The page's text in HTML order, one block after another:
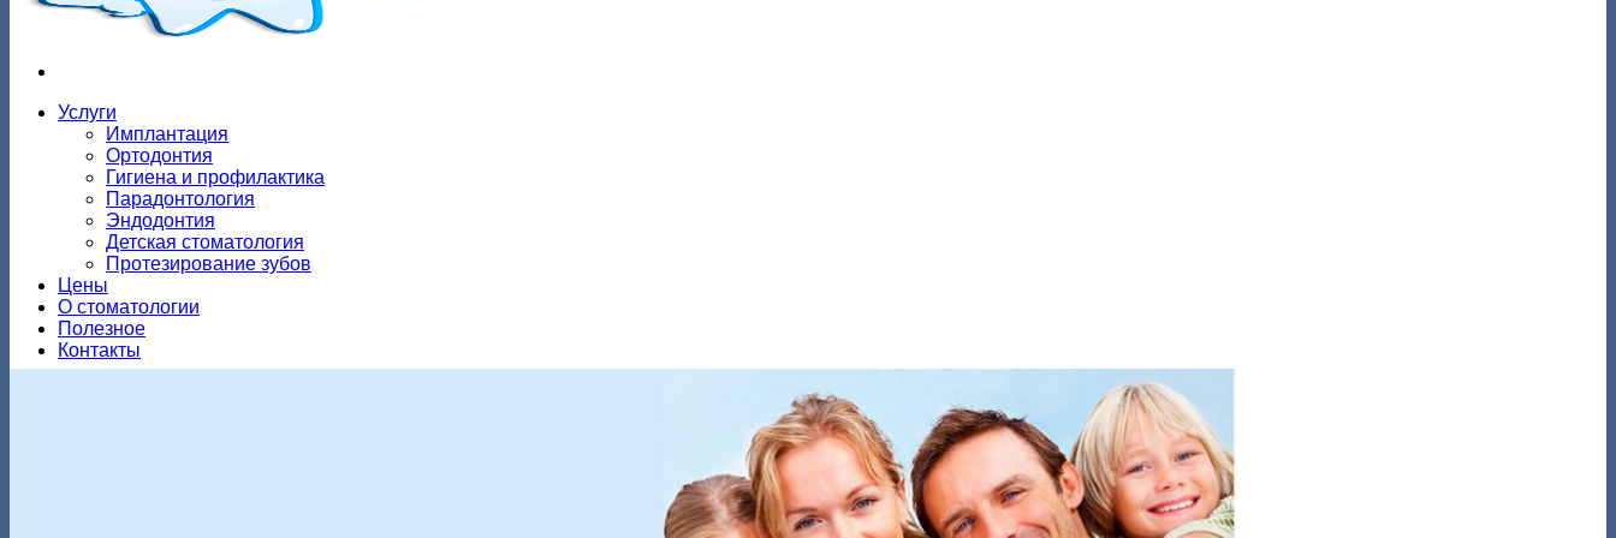
Услуги
Имплантация
Ортодонтия
Гигиена и профилактика
Парадонтология
Эндодонтия
Детская стоматология
Протезирование зубов
Цены
О стоматологии
Полезное
Контакты